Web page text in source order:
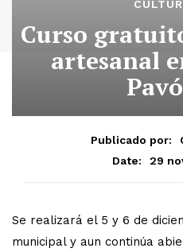
Curso
artesanal
Publicado por:
Date:
29
Se realizará el 5 y 6 de
municipal y aun continúa